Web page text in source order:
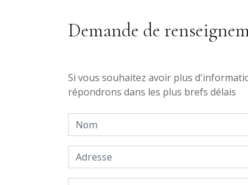
Demande de
Si vous souhaitez avoir plus
répondrons dans les plus brefs délais